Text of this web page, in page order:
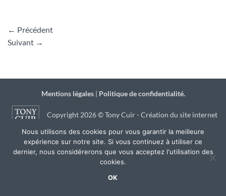
← Précédent
Suivant →
Mentions légales| Politique de confidentialité.
Copyright 2026 © Tony Cuir - Création du site internet
parJSB Communicationà Agen
Nous utilisons des cookies pour vous garantir la meilleure
expérience sur notre site. Si vous continuez à utiliser ce
dernier, nous considérerons que vous acceptez l'utilisation des
cookies.
OK